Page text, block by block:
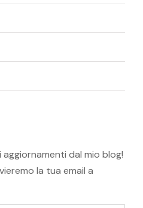
dal mio blog!
la tua email a